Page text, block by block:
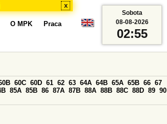
x
O MPK Praca
60C 60D 61 62 63 64A 64B 65A 65B 66 67
85A 85B 86 87A 87B 88A 88B 88C 88D 89 90
Sobota
08-08-2026
02:55